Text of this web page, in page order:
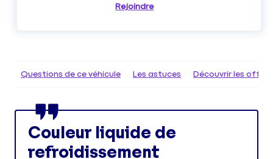
Rejoindre
Questions de ce véhicule Les astuces Découvrir les
Couleur liquide de
refroidissement